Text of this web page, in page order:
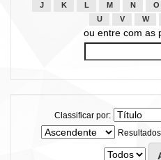
J
K L M N O
U
V W
ou entre com as
Classificar por: